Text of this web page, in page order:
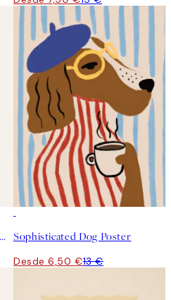
Babar - Meet Babar and His family Poster Sophisticated Dog Poster
Desde 6,50 €13 €